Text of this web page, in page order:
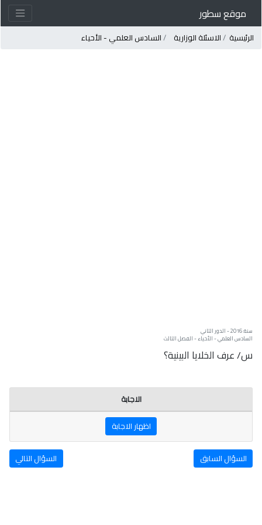
موقع سطور
الرئيسية الاسئلة الوزارية السادس العلمي - الأحياء
سنة: 2016 - الدور الثاني
السادس العلمي - الأحياء - الفصل الثالث
س/ عرف الخلايا البينية؟
الاجابة
اظهار الاجابة
السؤال السابق السؤال التالي